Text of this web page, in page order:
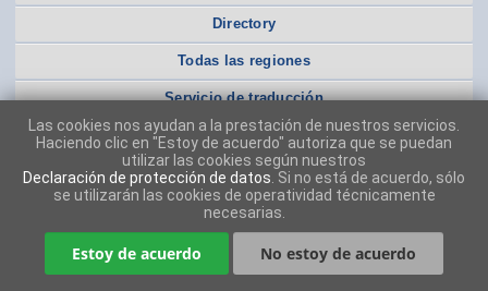
Directory
Todas las regiones
Servicio de traducción
Las cookies nos ayudan a la prestación de nuestros servicios.
Haciendo clic en "Estoy de acuerdo" autoriza que se puedan
utilizar las cookies según nuestros
Declaración de protección de datos . Si no está de acuerdo, sólo
se utilizarán las cookies de operatividad técnicamente
necesarias.